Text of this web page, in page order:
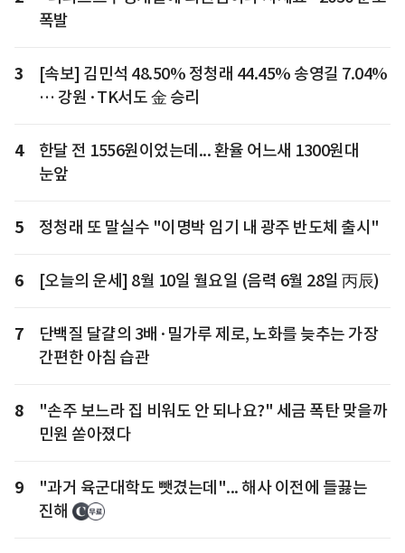
폭발
3
[속보] 김민석 48.50% 정청래 44.45% 송영길 7.04%
… 강원·TK서도 金 승리
4
한달 전 1556원이었는데... 환율 어느새 1300원대
눈앞
5 정청래 또 말실수 "이명박 임기 내 광주 반도체 출시"
6 [오늘의 운세] 8월 10일 월요일 (음력 6월 28일 丙辰)
7
단백질 달걀의 3배·밀가루 제로, 노화를 늦추는 가장
간편한 아침 습관
8
"손주 보느라 집 비워도 안 되나요?" 세금 폭탄 맞을까
민원 쏟아졌다
9
"과거 육군대학도 뺏겼는데"... 해사 이전에 들끓는
진해